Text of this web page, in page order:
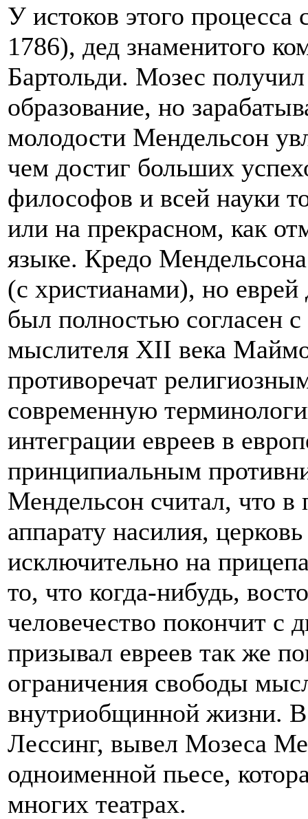
У истоков этого
1786), дед знаменитого
Бартольди. Мозес
образование, но
молодости Мендельсон
чем достиг больших
философов и всей науки
или на прекрасном, как
языке. Кредо
(с христианами), но
был полностью согласен
мыслителя XII века
противоречат
современную
интеграции евреев в
принципиальным
Мендельсон считал, что в
аппарату насилия,
исключительно на
то, что когда-нибудь,
человечество покончит с
призывал евреев так же
ограничения свободы
внутриобщинной жизни. В
Лессинг, вывел Мозеса
одноименной пьесе,
многих театрах.